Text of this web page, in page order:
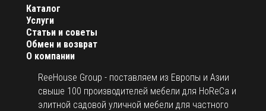
О компании
ReeHouse Group - поставляем из Европы и Азии
свыше 100 производителей мебели для HoReCa и
элитной садовой уличной мебели для частного
Каталог
Услуги
Статьи и советы
Обмен и возврат